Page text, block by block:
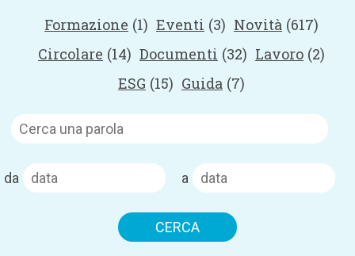
Formazione (1) Eventi (3) Novità (617)
Circolare (14) Documenti (32) Lavoro (2)
ESG (15) Guida (7)
da a